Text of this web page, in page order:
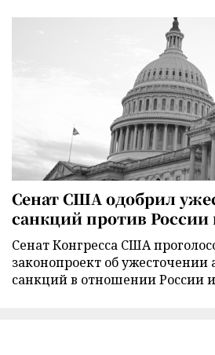
Сенат США одобрил
санкций против России
Сенат Конгресса США
законопроект об
санкций в отношении России